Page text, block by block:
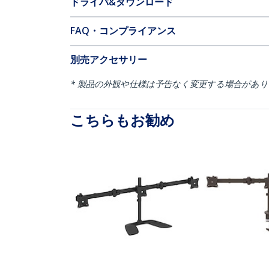
FAQ・コンプライアンス
別売アクセサリー
* 製品の外観や仕様は予告なく変更する場合があ
こちらもお勧め